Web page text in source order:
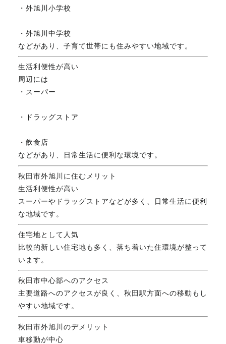
・外旭川小学校
・外旭川中学校
などがあり、子育て世帯にも住みやすい地域です。
生活利便性が高い
周辺には
・スーパー
・ドラッグストア
・飲食店
などがあり、日常生活に便利な環境です。
秋田市外旭川に住むメリット
生活利便性が高い
スーパーやドラッグストアなどが多く、日常生活に便利
な地域です。
住宅地として人気
比較的新しい住宅地も多く、落ち着いた住環境が整って
います。
秋田市中心部へのアクセス
主要道路へのアクセスが良く、秋田駅方面への移動もし
やすい地域です。
秋田市外旭川のデメリット
車移動が中心